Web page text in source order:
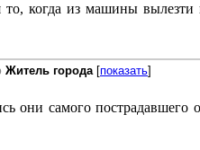
то, когда из машины
Житель города[показать]
они самого